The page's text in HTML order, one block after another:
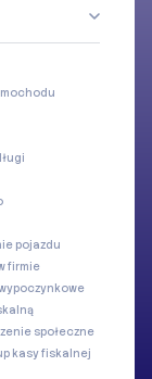
pojazdu
firmie
społeczne
kasy fiskalnej